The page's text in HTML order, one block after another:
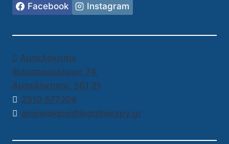
Facebook Instagram
Αμπελόκηποι
Φιλιππουπόλεως 74,
Αμπελόκηποι, 561 21
2310 577204
ampelokipoi@logotherapy.gr